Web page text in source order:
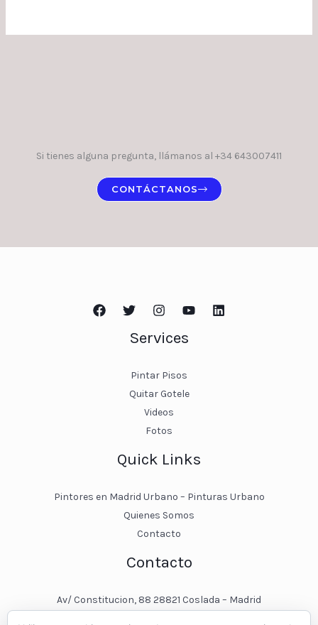
Si tienes alguna pregunta, llámanos al +34 643007411
CONTÁCTANOS
Services
Pintar Pisos
Quitar Gotele
Videos
Fotos
Quick Links
Pintores en Madrid Urbano – Pinturas Urbano
Quienes Somos
Contacto
Contacto
Av/ Constitucion, 88 28821 Coslada – Madrid